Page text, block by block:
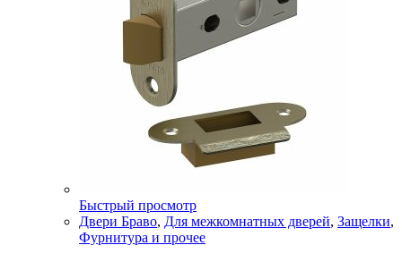
Быстрый просмотр
Двери Браво, Для межкомнатных дверей, Защелки,
Фурнитура и прочее